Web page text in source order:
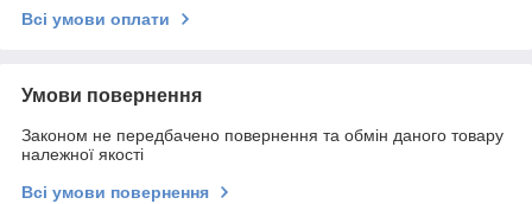
Всі умови оплати
Умови повернення
Законом не передбачено повернення та обмін даного товару
належної якості
Всі умови повернення